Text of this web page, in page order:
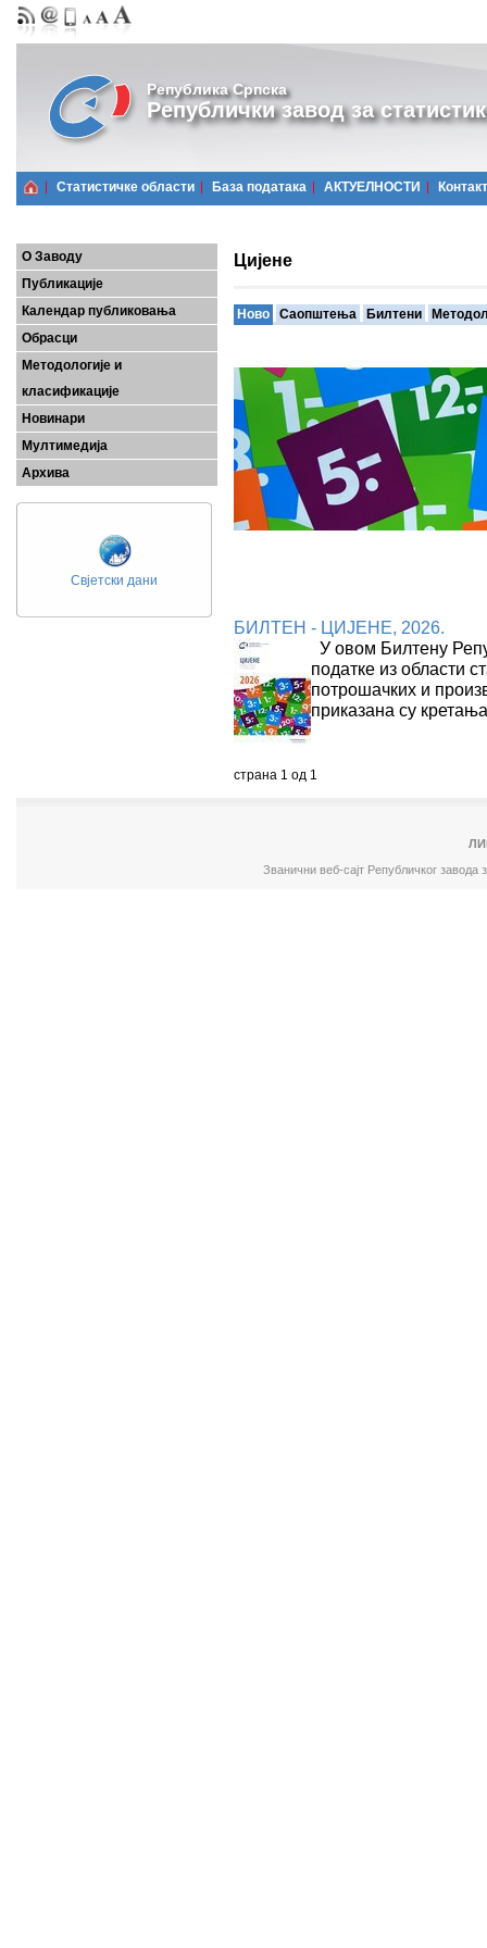
Република Српска
Републички завод за
Статистичке области Базa података АКТУЕЛНОСТИ Контакт
О Заводу
Публикације
Календар публиковања
Обрасци
Методологије и
класификације
Новинари
Мултимедија
Архива
Свјетски дани
Цијене
Ново Саопштења Билтени
БИЛТЕН - ЦИЈЕНЕ, 2026.
У овом Билтену
податке из области
потрошачких и
приказана су
страна 1 од 1
Званични веб-сајт Републичког